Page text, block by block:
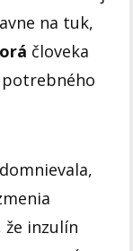
na tuk,
človeka
že inzulín